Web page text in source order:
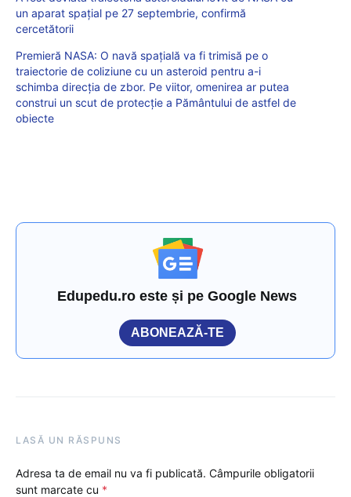
un aparat spațial pe 27 septembrie, confirmă
cercetătorii
Premieră NASA: O navă spațială va fi trimisă pe o
traiectorie de coliziune cu un asteroid pentru a-i
schimba direcția de zbor. Pe viitor, omenirea ar putea
construi un scut de protecție a Pământului de astfel de
obiecte
Edupedu.ro este și pe Google News
ABONEAZĂ-TE
LASĂ UN RĂSPUNS
Adresa ta de email nu va fi publicată. Câmpurile obligatorii
sunt marcate cu *